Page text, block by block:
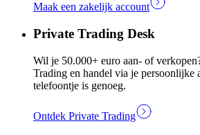
Maak een zakelijk account
Private Trading Desk
Wil je 50.000+ euro aan- of
Trading en handel via je persoonlijke
telefoontje is genoeg.
Ontdek Private Trading